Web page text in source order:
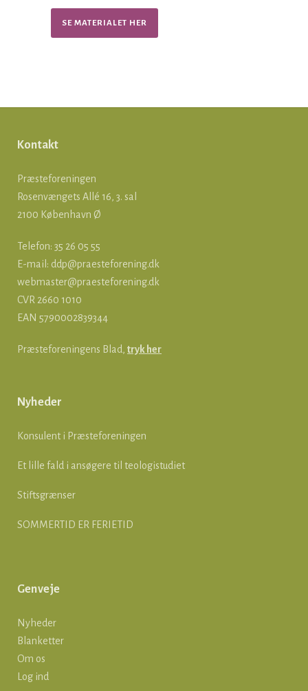
SE MATERIALET HER
Kontakt
Præsteforeningen
Rosenvængets Allé 16, 3. sal
2100 København Ø
Telefon: 35 26 05 55
E-mail: ddp@praesteforening.dk
webmaster@praesteforening.dk
CVR 2660 1010
EAN 5790002839344
Præsteforeningens Blad, tryk her
Nyheder
Konsulent i Præsteforeningen
Et lille fald i ansøgere til teologistudiet
Stiftsgrænser
SOMMERTID ER FERIETID
Genveje
Nyheder
Blanketter
Om os
Log ind